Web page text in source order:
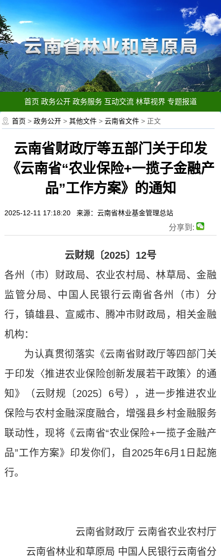
首页 政务公开 政务服务 互动交流 林草视界 专题报道
首页 >政务公开 >其他文件 >云南省文件 > 正文
云南省财政厅等五部门关于印发
《云南省“农业保险+一揽子金融产
品”工作方案》的通知
2025-12-11 17:18:20 来源：云南省林业基金管理总站
分享到:
云财规〔2025〕12号
各州（市）财政局、农业农村局、林草局、金融
监管分局、中国人民银行云南省各州（市）分
行，镇雄县、宣威市、腾冲市财政局，相关金融
机构：
为认真贯彻落实《云南省财政厅等四部门关
于印发〈推进农业保险创新发展若干政策〉的通
知》（云财规〔2025〕6号），进一步推进农业
保险与农村金融深度融合，增强县乡村金融服务
联动性，现将《云南省“农业保险+一揽子金融产
品”工作方案》印发你们，自2025年6月1日起施
行。
云南省财政厅 云南省农业农村厅
云南省林业和草原局 中国人民银行云南省分